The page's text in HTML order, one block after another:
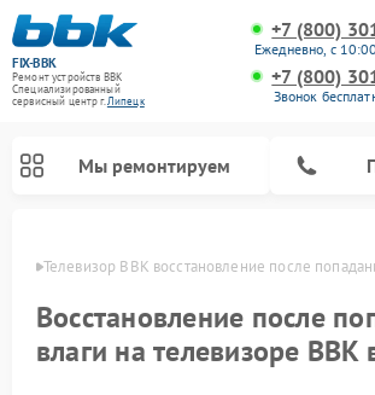
FIX-BBK
Ремонт устройств BBK
Специализированный
cервисный центр г.Липецк
+7 (800)
Ежедневно, с
+7 (800)
Звонок
Мы ремонтируем
Телевизор BBK восстановление после
Восстановление после
влаги на телевизоре